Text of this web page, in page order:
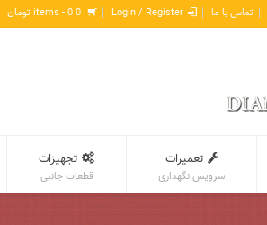
تماس با ما Login / Register
0 items -
0 تومان
تعمیرات
سرویس نگهداری
تجهیزات
قطعات جانبی